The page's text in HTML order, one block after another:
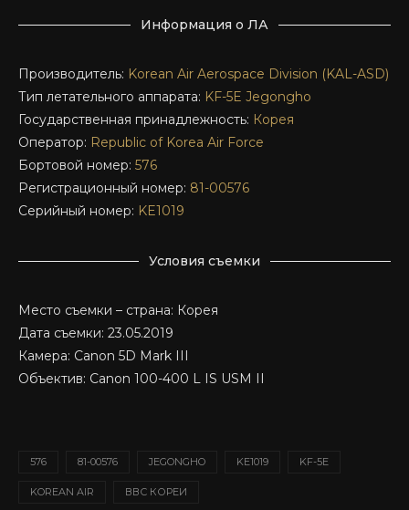
Информация о ЛА
Производитель: Korean Air Aerospace Division (KAL-ASD)
Тип летательного аппарата: KF-5E Jegongho
Государственная принадлежность: Корея
Оператор: Republic of Korea Air Force
Бортовой номер: 576
Регистрационный номер: 81-00576
Серийный номер: KE1019
Условия съемки
Место съемки – страна: Корея
Дата съемки: 23.05.2019
Камера: Canon 5D Mark III
Объектив: Canon 100-400 L IS USM II
576 81-00576 JEGONGHO KE1019 KF-5E
KOREAN AIR ВВС КОРЕИ